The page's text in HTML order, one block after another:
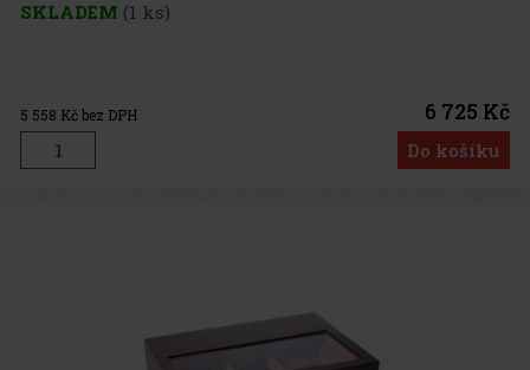
SKLADEM (1 ks)
5 558 Kč bez DPH 6 725 Kč
Do košíku